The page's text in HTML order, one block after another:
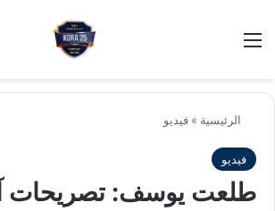
الرئيسية » فيديو
فيديو
طلعت يوسف: تصريحات